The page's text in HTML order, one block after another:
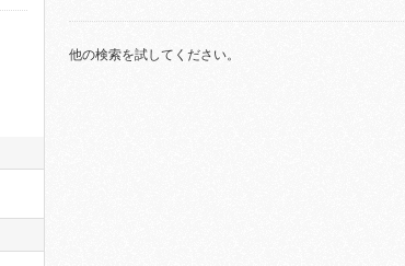
他の検索を試してください。